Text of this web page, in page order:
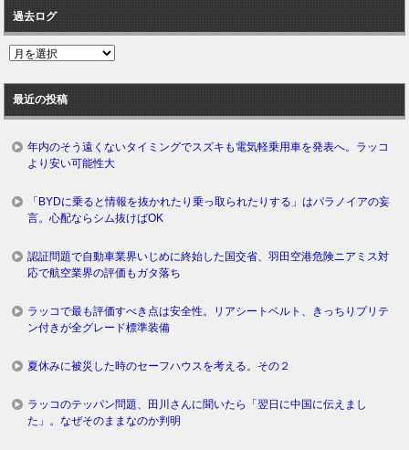
過去ログ
過
ロ
グ
最近の投稿
年内のそう遠くないタイミングでスズキも電気軽乗用車を発表へ。ラッコ
より安い可能性大
「BYDに乗ると情報を抜かれたり乗っ取られたりする」はパラノイアの妄
言。心配ならシム抜けばOK
認証問題で自動車業界いじめに終始した国交省、羽田空港危険ニアミス対
応で航空業界の評価もガタ落ち
ラッコで最も評価すべき点は安全性。リアシートベルト、きっちりプリテ
ン付きが全グレード標準装備
夏休みに被災した時のセーフハウスを考える。その２
ラッコのテッパン問題、田川さんに聞いたら「翌日に中国に伝えまし
た」。なぜそのままなのか判明